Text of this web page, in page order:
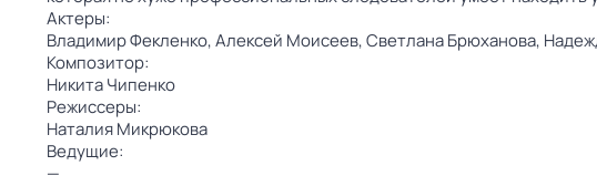
Актеры:
Владимир Фекленко,Алексей Моисеев,Светлана Брюханова,
Композитор:
Никита Чипенко
Режиссеры:
Наталия Микрюкова
Ведущие: